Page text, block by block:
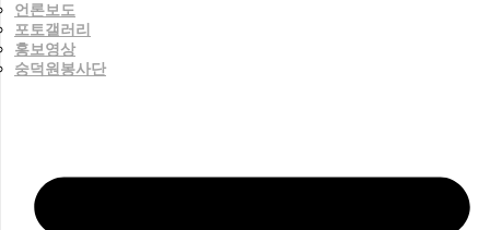
언론보도
포토갤러리
홍보영상
숭덕원봉사단